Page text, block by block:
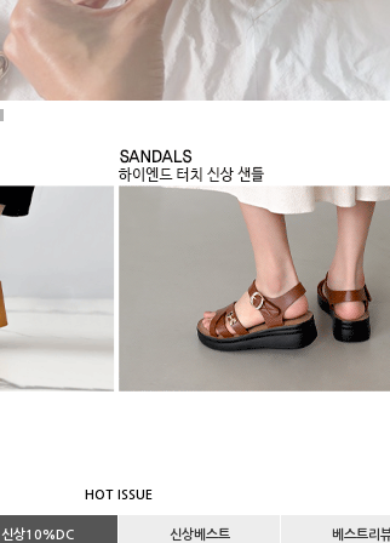
HOT ISSUE
신상10%DC 신상베스트 베스트리